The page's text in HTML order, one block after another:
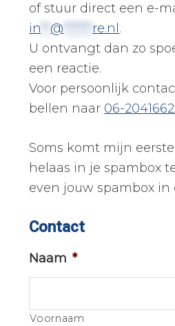
of stuur direct een e-
in
@ re.nl .
U ontvangt dan zo
een reactie.
Voor persoonlijk
bellen naar 06-
Soms komt mijn
helaas in je spambox
even jouw spambox in
Contact
Naam *
Voornaam